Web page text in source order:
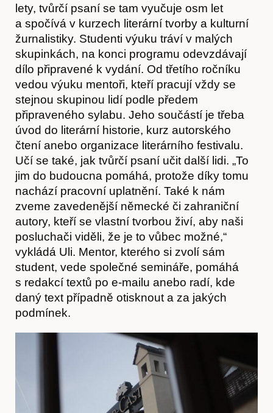
Časopis
Hostcast
lety, tvůrčí psaní se tam vyučuje osm let
a spočívá v kurzech literární tvorby a kulturní
žurnalistiky. Studenti výuku tráví v malých
skupinkách, na konci programu odevzdávají
dílo připravené k vydání. Od třetího ročníku
vedou výuku mentoři, kteří pracují vždy se
stejnou skupinou lidí podle předem
připraveného sylabu. Jeho součástí je třeba
úvod do literární historie, kurz autorského
čtení anebo organizace literárního festivalu.
Učí se také, jak tvůrčí psaní učit další lidi. „To
jim do budoucna pomáhá, protože díky tomu
nachází pracovní uplatnění. Také k nám
zveme zavedenější německé či zahraniční
autory, kteří se vlastní tvorbou živí, aby naši
posluchači viděli, že je to vůbec možné,“
vykládá Uli. Mentor, kterého si zvolí sám
student, vede společné semináře, pomáhá
s redakcí textů po e-mailu anebo radí, kde
daný text případně otisknout a za jakých
podmínek.